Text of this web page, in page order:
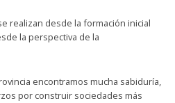
realizan desde la formación inicial
la perspectiva de la
encontramos mucha sabiduría,
por construir sociedades más